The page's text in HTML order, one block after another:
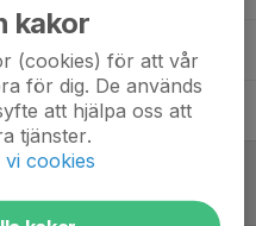
Tränare
kakor
(cookies) för att vår
för dig. De används
att hjälpa oss att
tjänster.
cookies